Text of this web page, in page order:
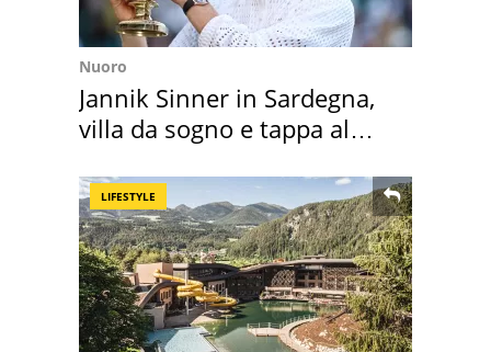
Nuoro
Jannik Sinner in Sardegna,
villa da sogno e tappa al
LIFESTYLE